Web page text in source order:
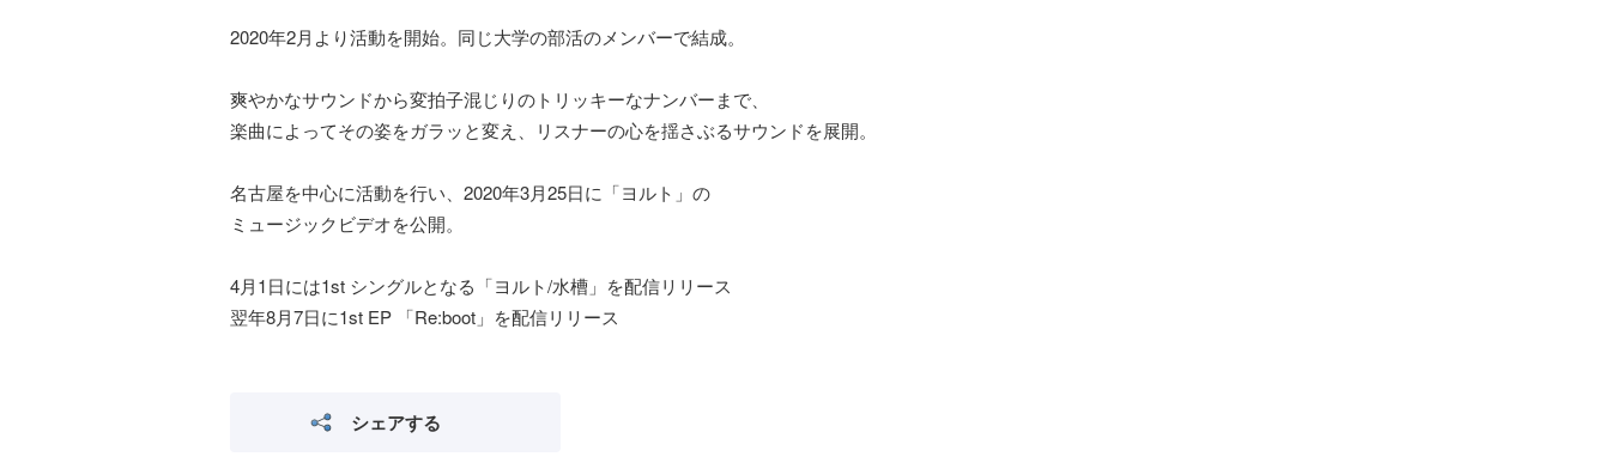
2020年2月より活動を開始。同じ大学の部活のメンバーで結成。
爽やかなサウンドから変拍子混じりのトリッキーなナンバーまで、
楽曲によってその姿をガラッと変え、リスナーの心を揺さぶるサウンドを展開。
名古屋を中心に活動を行い、2020年3月25日に「ヨルト」の
ミュージックビデオを公開。
4月1日には1st シングルとなる「ヨルト/水槽」を配信リリース
翌年8月7日に1st EP 「Re:boot」を配信リリース
シェアする